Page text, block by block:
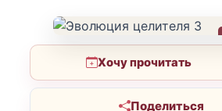
Хочу прочитать
Поделиться